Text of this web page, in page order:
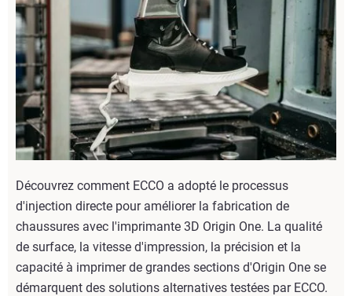
Découvrez comment ECCO a adopté le processus
d'injection directe pour améliorer la fabrication de
chaussures avec l'imprimante 3D Origin One. La qualité
de surface, la vitesse d'impression, la précision et la
capacité à imprimer de grandes sections d'Origin One se
démarquent des solutions alternatives testées par ECCO.